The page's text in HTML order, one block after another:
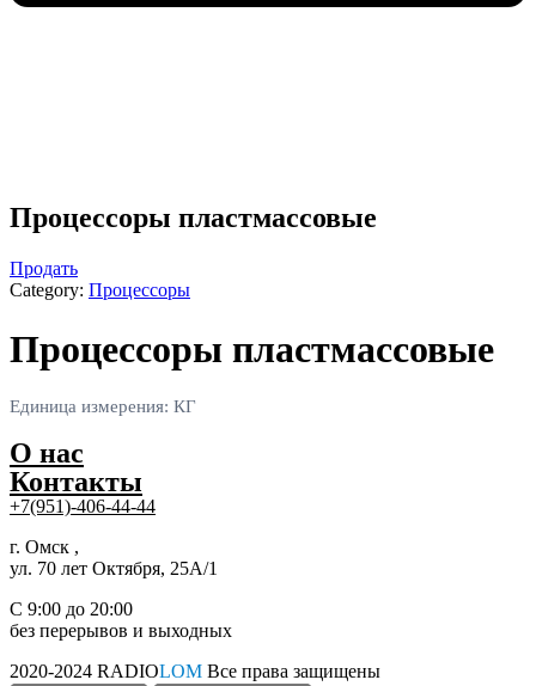
Процессоры пластмассовые
Продать
Category: Процессоры
Процессоры пластмассовые
Единица измерения: КГ
О нас
Контакты
+7(951)-406-44-44
г. Омск ,
ул. 70 лет Октября, 25А/1
С 9:00 до 20:00
без перерывов и выходных
2020-2024 RADIOLOM Все права защищены